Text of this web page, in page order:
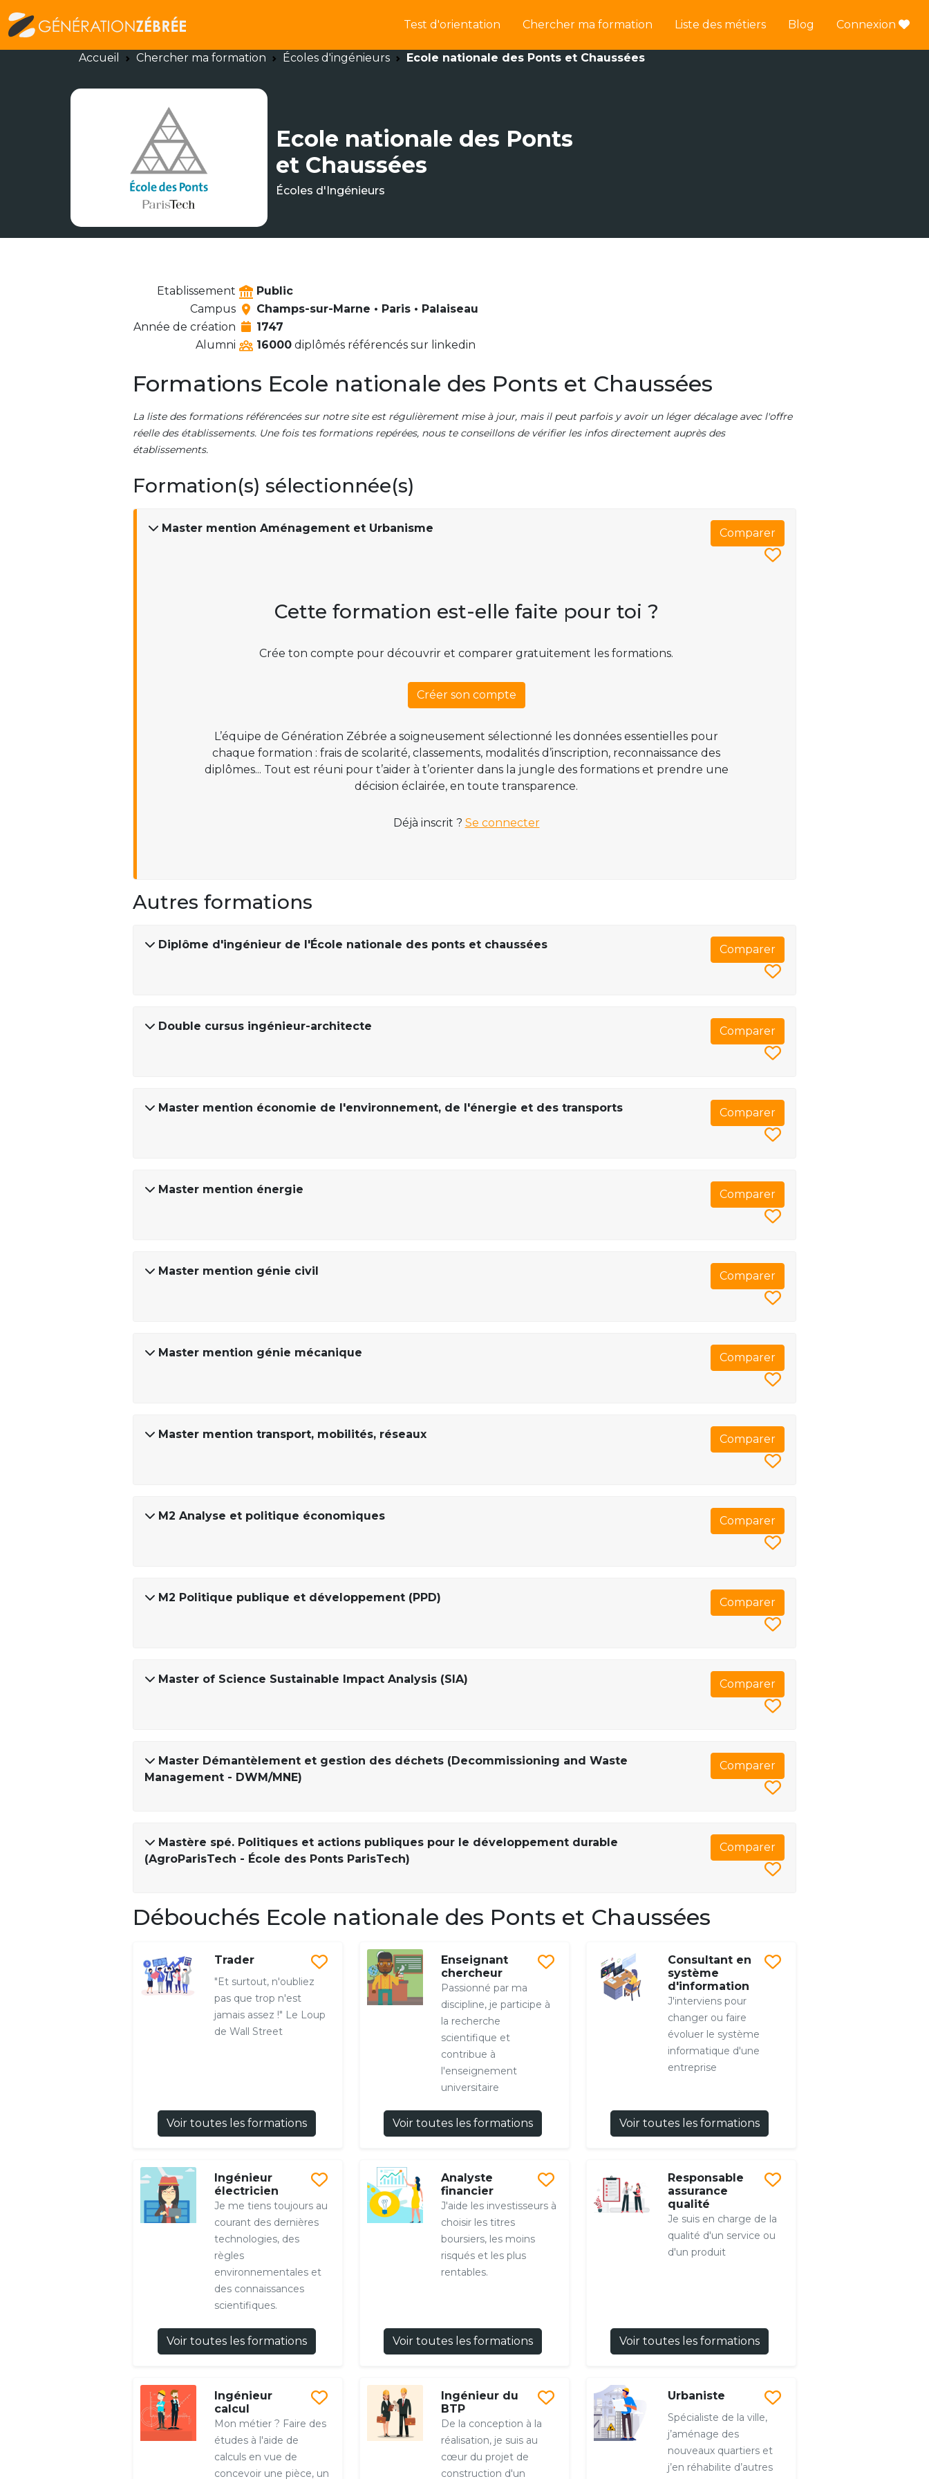
Test d'orientation Chercher ma formation Liste des métiers Blog Connexion
Accueil Chercher ma formation Écoles d'ingénieurs Ecole nationale des Ponts et Chaussées
Ecole nationale des Ponts
et Chaussées
Écoles d'Ingénieurs
Etablissement
Public
Campus
Champs-sur-Marne • Paris • Palaiseau
Année de création
1747
Alumni
16000 diplômés référencés sur linkedin
Formations Ecole nationale des Ponts et Chaussées
La liste des formations référencées sur notre site est régulièrement mise à jour, mais il peut parfois y avoir un léger décalage avec l'offre
réelle des établissements. Une fois tes formations repérées, nous te conseillons de vérifier les infos directement auprès des
établissements.
Formation(s) sélectionnée(s)
Master mention Aménagement et Urbanisme Comparer
Cette formation est-elle faite pour toi ?
Crée ton compte pour découvrir et comparer gratuitement les formations.
Créer son compte
L’équipe de Génération Zébrée a soigneusement sélectionné les données essentielles pour
chaque formation : frais de scolarité, classements, modalités d’inscription, reconnaissance des
diplômes... Tout est réuni pour t’aider à t’orienter dans la jungle des formations et prendre une
décision éclairée, en toute transparence.
Déjà inscrit ? Se connecter
Autres formations
Diplôme d'ingénieur de l'École nationale des ponts et chaussées Comparer
Double cursus ingénieur-architecte Comparer
Master mention économie de l'environnement, de l'énergie et des transports Comparer
Master mention énergie Comparer
Master mention génie civil Comparer
Master mention génie mécanique Comparer
Master mention transport, mobilités, réseaux Comparer
M2 Analyse et politique économiques Comparer
M2 Politique publique et développement (PPD) Comparer
Master of Science Sustainable Impact Analysis (SIA) Comparer
Master Démantèlement et gestion des déchets (Decommissioning and Waste
Management - DWM/MNE)
Comparer
Mastère spé. Politiques et actions publiques pour le développement durable
(AgroParisTech - École des Ponts ParisTech)
Comparer
Débouchés Ecole nationale des Ponts et Chaussées
Trader
"Et surtout, n'oubliez
pas que trop n'est
jamais assez !" Le Loup
de Wall Street
Voir toutes les formations
Enseignant
chercheur
Passionné par ma
discipline, je participe à
la recherche
scientifique et
contribue à
l'enseignement
universitaire
Voir toutes les formations
Consultant en
système
d'information
J'interviens pour
changer ou faire
évoluer le système
informatique d'une
entreprise
Voir toutes les formations
Ingénieur
électricien
Je me tiens toujours au
courant des dernières
technologies, des
règles
environnementales et
des connaissances
scientifiques.
Voir toutes les formations
Analyste
financier
J'aide les investisseurs à
choisir les titres
boursiers, les moins
risqués et les plus
rentables.
Voir toutes les formations
Responsable
assurance
qualité
Je suis en charge de la
qualité d'un service ou
d'un produit
Voir toutes les formations
Ingénieur
calcul
Mon métier ? Faire des
études à l'aide de
calculs en vue de
concevoir une pièce, un
Ingénieur du
BTP
De la conception à la
réalisation, je suis au
cœur du projet de
construction d'un
Urbaniste
Spécialiste de la ville,
j’aménage des
nouveaux quartiers et
j’en réhabilite d’autres